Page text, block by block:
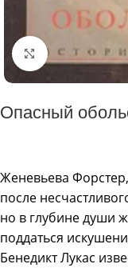
Click to enlarge
Опасный
Женевьева
после
но в глубине души
поддаться
Бенедикт Лукас